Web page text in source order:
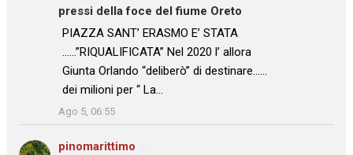
pressi della foce del fiume Oreto
: “
PIAZZA SANT’ ERASMO E’ STATA
……”RIQUALIFICATA” Nel 2020 l’ allora
Giunta Orlando “deliberò” di destinare……
dei milioni per “ La…
”
Ago 5, 06:55
pinomarittimo